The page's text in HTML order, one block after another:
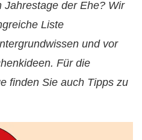
Jahrestage der Ehe? Wir
Liste
und vor
Für die
finden Sie auch Tipps zu